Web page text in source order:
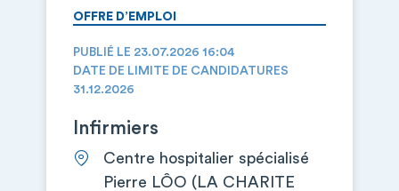
OFFRE D’EMPLOI
PUBLIÉ LE 23.07.2026 16:04
DATE DE LIMITE DE CANDIDATURES
31.12.2026
Infirmiers
Centre hospitalier spécialisé
Pierre LÔO (LA CHARITE